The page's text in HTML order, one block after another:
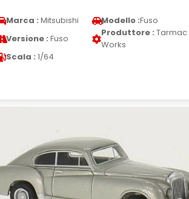
Marca : Mitsubishi Modello :Fuso
Versione : Fuso
Produttore : Tarmac
Works
Scala : 1/64